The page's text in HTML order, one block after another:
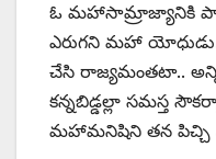
ఓ మహాసామ్రాజ్యానికి
ఎరుగని మహా
చేసి రాజ్యమంతటా..
కన్నబిడ్డల్లా సమస్త
మహామనిషిని తన పిచ్చి